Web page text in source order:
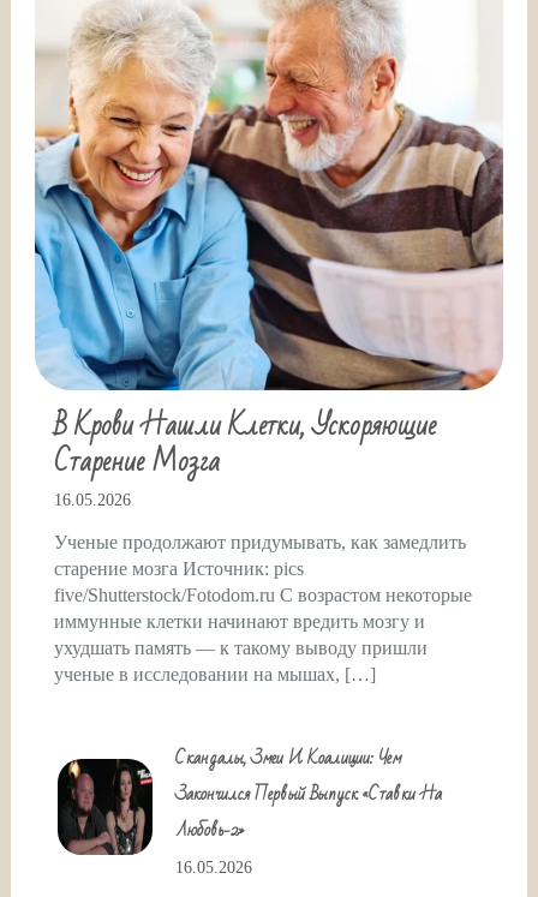
В Крови Нашли Клетки, Ускоряющие
Старение Мозга
16.05.2026
Ученые продолжают придумывать, как замедлить
старение мозга Источник: pics
five/Shutterstock/Fotodom.ru С возрастом некоторые
иммунные клетки начинают вредить мозгу и
ухудшать память — к такому выводу пришли
ученые в исследовании на мышах, […]
Скандалы, Змеи И Коалиции: Чем
Закончился Первый Выпуск «Ставки На
Любовь-2»
16.05.2026